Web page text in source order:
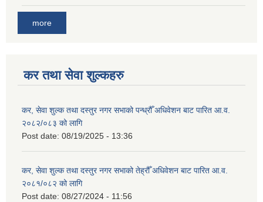
more
कर तथा सेवा शुल्कहरु
कर, सेवा शुल्क तथा दस्तुर नगर सभाको पन्ध्रौँ अधिवेशन बाट पारित आ.व.
२०८२/०८३ को लागि
Post date: 08/19/2025 - 13:36
कर, सेवा शुल्क तथा दस्तुर नगर सभाको तेह्रौँ अधिवेशन बाट पारित आ.व.
२०८१/०८२ को लागि
Post date: 08/27/2024 - 11:56